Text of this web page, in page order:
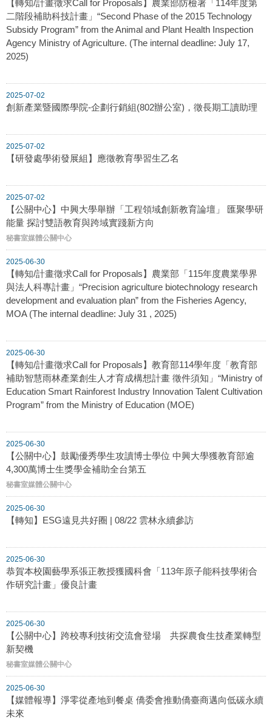
【轉知/計畫徵求Call for Proposals】農業部防檢署「114年度第
二階段補助科技計畫」“Second Phase of the 2015 Technology
Subsidy Program” from the Animal and Plant Health Inspection
Agency Ministry of Agriculture. (The internal deadline: July 17,
2025)
2025-07-02
創新產業暨國際學院-企劃行銷組(802辦公室)，徵長期工讀助理
2025-07-02
【研發處學術發展組】應徵教育學習生乙名
2025-07-02
【公關中心】中興大學舉辦「工程領域創新教育論壇」 匯聚學研
能量 探討雙語教育與跨域實踐新方向
秘書室媒體公關中心
2025-06-30
【轉知/計畫徵求Call for Proposals】農業部「115年度農業學界
與法人科專計畫」“Precision agriculture biotechnology research
development and evaluation plan” from the Fisheries Agency,
MOA (The internal deadline: July 31 , 2025)
2025-06-30
【轉知/計畫徵求Call for Proposals】教育部114學年度「教育部
補助智慧雨林產業創生人才育成構想計畫 徵件須知」“Ministry of
Education Smart Rainforest Industry Innovation Talent Cultivation
Program” from the Ministry of Education (MOE)
2025-06-30
【公關中心】鼓勵優秀學生攻讀博士學位 中興大學獲教育部逾
4,300萬博士生獎學金補助全台第五
秘書室媒體公關中心
2025-06-30
【轉知】ESG遠見共好圈 | 08/22 雲林永續參訪
2025-06-30
恭賀本校園藝學系張正教授獲國科會「113年原子能科技學術合
作研究計畫」優良計畫
2025-06-30
【公關中心】跨校專利技術交流會登場 共探農食生技產業轉型
新契機
秘書室媒體公關中心
2025-06-30
【媒體報導】淨零從產地到餐桌 僑委會推動僑臺商邁向低碳永續
未來